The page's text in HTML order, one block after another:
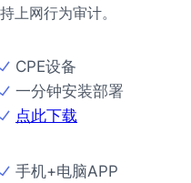
持上网行为审计。
CPE设备
一分钟安装部署
点此下载
手机+电脑APP